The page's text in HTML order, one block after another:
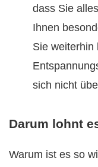
dass Sie
Ihnen
Sie weiterhin
sich nicht
Darum lohnt
Warum ist es so